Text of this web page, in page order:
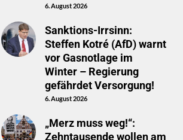
6. August 2026
Sanktions-Irrsinn:
Steffen Kotré (AfD) warnt
vor Gasnotlage im
Winter – Regierung
gefährdet Versorgung!
6. August 2026
„Merz muss weg!“:
Zehntausende wollen am